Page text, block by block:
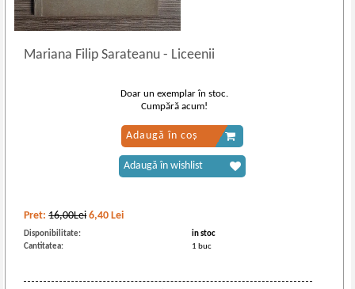
Mariana Filip Sarateanu- Liceenii
Pret:16,00Lei 6,40 Lei
Disponibilitate:
in stoc
Cantitatea:
1 buc
Doar un exemplar în stoc.
Cumpără acum!
Adaugă în coș
Adaugă în wishlist